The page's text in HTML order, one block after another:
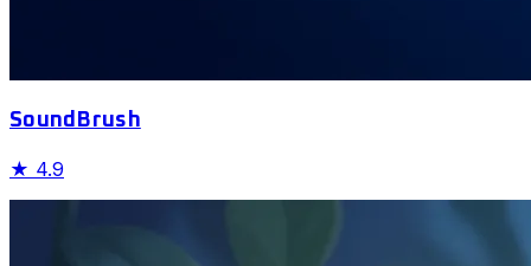
SoundBrush
★ 4.9